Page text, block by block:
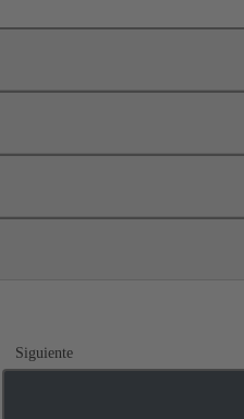
Siguiente